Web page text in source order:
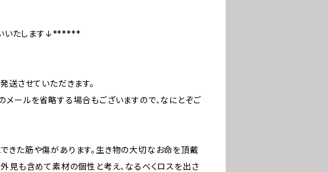
いたします↓******
送させていただきます。
ールを省略する場合もございますので、なにとぞご
きた筋や傷があります。生き物の大切なお命を頂戴
見も含めて素材の個性と考え、なるべくロスを出さ